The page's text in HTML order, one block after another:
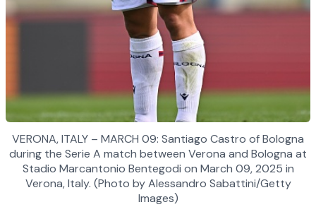
VERONA, ITALY – MARCH 09: Santiago Castro of Bologna
during the Serie A match between Verona and Bologna at
Stadio Marcantonio Bentegodi on March 09, 2025 in
Verona, Italy. (Photo by Alessandro Sabattini/Getty
Images)